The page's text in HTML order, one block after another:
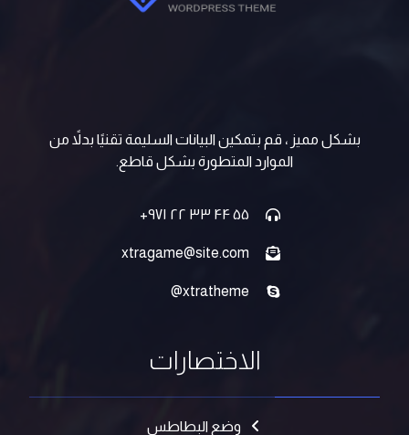
بشكل مميز ، قم بتمكين البيانات السليمة تقنيًا بدلاً من
الموارد المتطورة بشكل قاطع.
۵۵ ۴۴ ۳۳ ۲۲ ۹۷۱+
xtragame@site.com
xtratheme@
الاختصارات
وضع البطاطس